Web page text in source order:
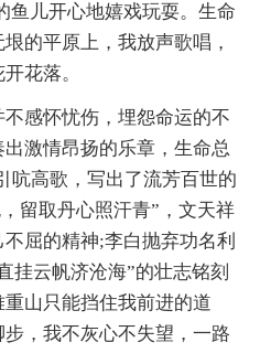
鱼儿开心地嬉戏玩耍。生命
的平原上，我放声歌唱，
花落。
感怀忧伤，埋怨命运的不
激情昂扬的乐章，生命总
吭高歌，写出了流芳百世的
留取丹心照汗青”，文天祥
屈的精神;李白抛弃功名利
挂云帆济沧海”的壮志铭刻
山只能挡住我前进的道
，我不灰心不失望，一路